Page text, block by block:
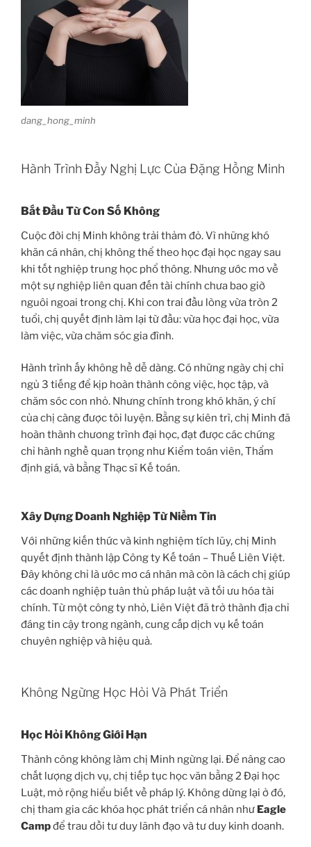
dang_hong_minh
Hành Trình Đầy Nghị Lực Của Đặng Hồng Minh
Bắt Đầu Từ Con Số Không
Cuộc đời chị Minh không trải thảm đỏ. Vì những khó
khăn cá nhân, chị không thể theo học đại học ngay sau
khi tốt nghiệp trung học phổ thông. Nhưng ước mơ về
một sự nghiệp liên quan đến tài chính chưa bao giờ
nguôi ngoai trong chị. Khi con trai đầu lòng vừa tròn 2
tuổi, chị quyết định làm lại từ đầu: vừa học đại học, vừa
làm việc, vừa chăm sóc gia đình.
Hành trình ấy không hề dễ dàng. Có những ngày chị chỉ
ngủ 3 tiếng để kịp hoàn thành công việc, học tập, và
chăm sóc con nhỏ. Nhưng chính trong khó khăn, ý chí
của chị càng được tôi luyện. Bằng sự kiên trì, chị Minh đã
hoàn thành chương trình đại học, đạt được các chứng
chỉ hành nghề quan trọng như Kiểm toán viên, Thẩm
định giá, và bằng Thạc sĩ Kế toán.
Xây Dựng Doanh Nghiệp Từ Niềm Tin
Với những kiến thức và kinh nghiệm tích lũy, chị Minh
quyết định thành lập Công ty Kế toán – Thuế Liên Việt.
Đây không chỉ là ước mơ cá nhân mà còn là cách chị giúp
các doanh nghiệp tuân thủ pháp luật và tối ưu hóa tài
chính. Từ một công ty nhỏ, Liên Việt đã trở thành địa chỉ
đáng tin cậy trong ngành, cung cấp dịch vụ kế toán
chuyên nghiệp và hiệu quả.
Không Ngừng Học Hỏi Và Phát Triển
Học Hỏi Không Giới Hạn
Thành công không làm chị Minh ngừng lại. Để nâng cao
chất lượng dịch vụ, chị tiếp tục học văn bằng 2 Đại học
Luật, mở rộng hiểu biết về pháp lý. Không dừng lại ở đó,
chị tham gia các khóa học phát triển cá nhân như Eagle
Campđể trau dồi tư duy lãnh đạo và tư duy kinh doanh.